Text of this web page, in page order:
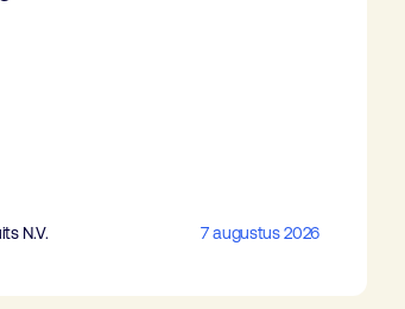
N.V. 7 augustus 2026